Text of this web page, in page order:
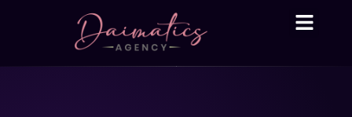
Daima Business AI
● En línia